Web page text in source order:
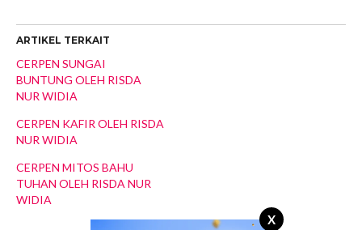
X
ARTIKEL TERKAIT
CERPEN SUNGAI
BUNTUNG OLEH RISDA
NUR WIDIA
CERPEN KAFIR OLEH RISDA
NUR WIDIA
CERPEN MITOS BAHU
TUHAN OLEH RISDA NUR
WIDIA